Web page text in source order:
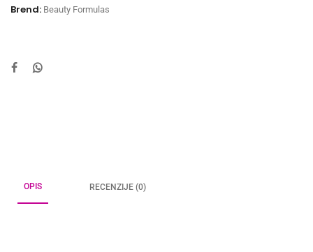
Brend: Beauty Formulas
OPIS RECENZIJE (0)